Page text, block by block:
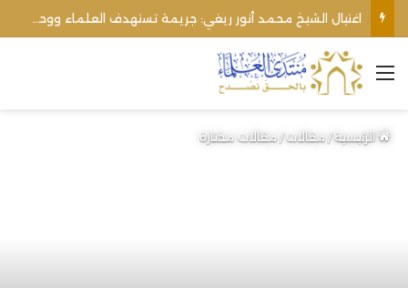
الأوقاف الفلسطينية تنفي صحة تعميم يمنع رفع الأذان عبر السماعات الخارجية للمساجد القريبة من المستوطنات
القائمة
الرئيسية/مقالات/مقالات مختارة